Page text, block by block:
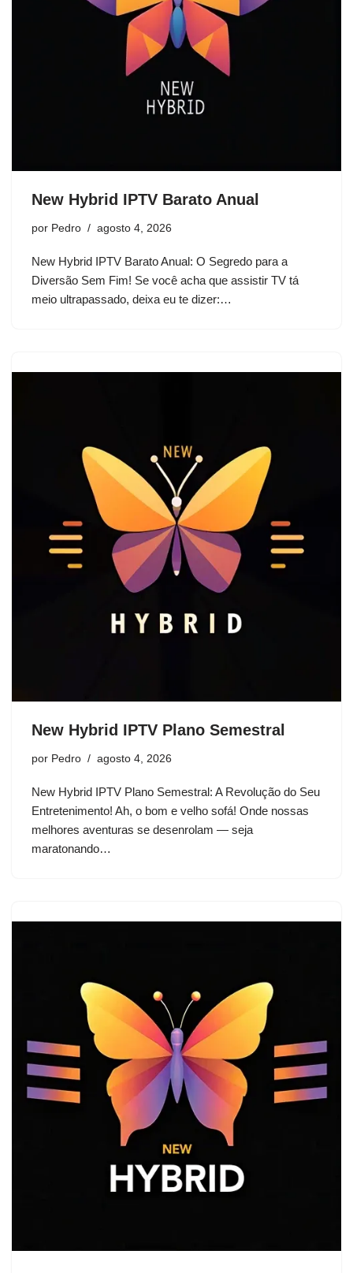
New Hybrid IPTV Barato Anual
por Pedro agosto 4, 2026
New Hybrid IPTV Barato Anual: O Segredo para a
Diversão Sem Fim! Se você acha que assistir TV tá
meio ultrapassado, deixa eu te dizer:…
New Hybrid IPTV Plano Semestral
por Pedro agosto 4, 2026
New Hybrid IPTV Plano Semestral: A Revolução do Seu
Entretenimento! Ah, o bom e velho sofá! Onde nossas
melhores aventuras se desenrolam — seja
maratonando…